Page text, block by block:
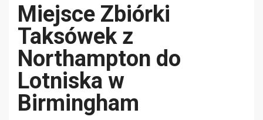
Miejsce Zbiórki
Taksówek z
Northampton do
Lotniska w
Birmingham